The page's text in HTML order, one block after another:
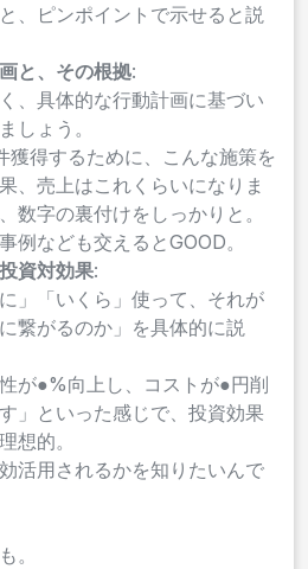
、ピンポイントで示せると説
と、その根拠:
、具体的な行動計画に基づい
しょう。
獲得するために、こんな施策を
、売上はこれくらいになりま
数字の裏付けをしっかりと。
例なども交えるとGOOD。
資対効果:
」「いくら」使って、それが
繋がるのか」を具体的に説
が●%向上し、コストが●円削
」といった感じで、投資効果
想的。
活用されるかを知りたいんで
。